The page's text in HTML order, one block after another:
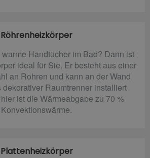
Röhrenheizkörper
Handtücher im Bad? Dann ist
ideal für Sie. Er besteht aus einer
an Rohren und kann an der Wand
Raumtrenner installiert
ist die Wärmeabgabe zu 70 %
Konvektionswärme.
Plattenheizkörper